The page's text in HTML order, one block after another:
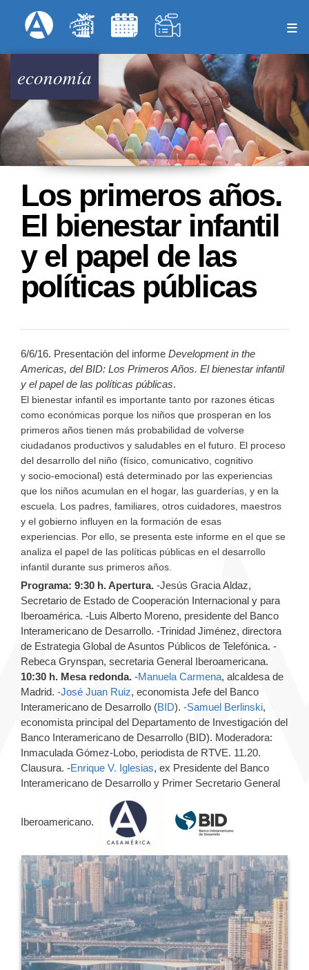
to
content
Menú Superior
economía
Los primeros años.
El bienestar infantil
y el papel de las
políticas públicas
6/6/16. Presentación del informe Development in the
Americas, del BID: Los Primeros Años. El bienestar infantil
y el papel de las políticas públicas.
El bienestar infantil es importante tanto por razones éticas
como económicas porque los niños que prosperan en los
primeros años tienen más probabilidad de volverse
ciudadanos productivos y saludables en el futuro. El proceso
del desarrollo del niño (físico, comunicativo, cognitivo
y socio-emocional) está determinado por las experiencias
que los niños acumulan en el hogar, las guarderías, y en la
escuela. Los padres, familiares, otros cuidadores, maestros
y el gobierno influyen en la formación de esas
experiencias. Por ello, se presenta este informe en el que se
analiza el papel de las políticas públicas en el desarrollo
infantil durante sus primeros años.
Programa: 9:30 h. Apertura. -Jesús Gracia Aldaz,
Secretario de Estado de Cooperación Internacional y para
Iberoamérica. -Luis Alberto Moreno, presidente del Banco
Interamericano de Desarrollo. -Trinidad Jiménez, directora
de Estrategia Global de Asuntos Públicos de Telefónica. -
Rebeca Grynspan, secretaria General Iberoamericana.
10:30 h. Mesa redonda. -Manuela Carmena, alcaldesa de
Madrid. -José Juan Ruiz, economista Jefe del Banco
Interamericano de Desarrollo (BID). -Samuel Berlinski,
economista principal del Departamento de Investigación del
Banco Interamericano de Desarrollo (BID). Moderadora:
Inmaculada Gómez-Lobo, periodista de RTVE. 11.20.
Clausura. -Enrique V. Iglesias, ex Presidente del Banco
Interamericano de Desarrollo y Primer Secretario General
Iberoamericano.